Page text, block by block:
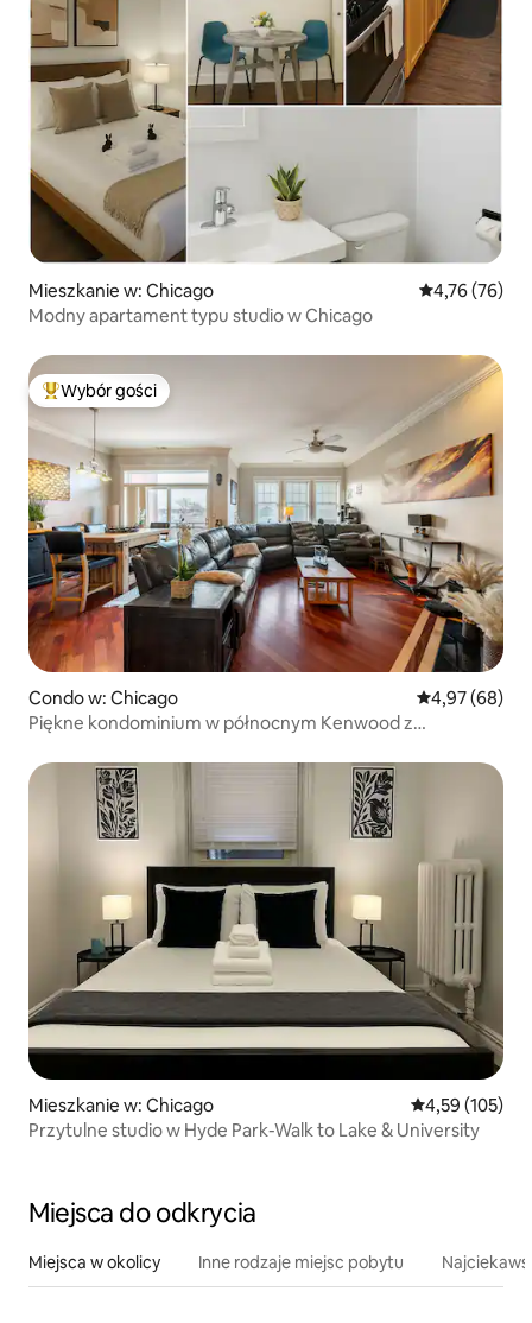
Mieszkanie w: Chicago Średnia
4,76 (76)
Modny apartament typu studio w Chicago
Najpopularniejsze z kategorii Wybór gości
Wybór gości
Condo w: Chicago Średnia
4,97 (68)
Piękne kondominium w północnym Kenwood z
Mieszkanie w: Chicago Średnia
4,59 (105)
Przytulne studio w Hyde Park-Walk to Lake & University
Miejsca do odkrycia
Miejsca w okolicy Inne rodzaje miejsc pobytu